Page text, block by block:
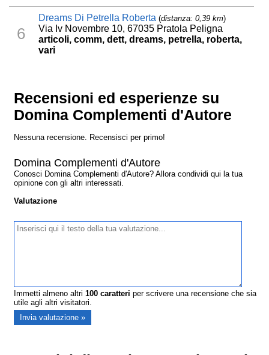
6
Dreams Di Petrella Roberta (distanza: 0,39 km)
Via Iv Novembre 10, 67035 Pratola Peligna
articoli, comm, dett, dreams, petrella, roberta,
vari
Recensioni ed esperienze su
Domina Complementi d'Autore
Nessuna recensione. Recensisci per primo!
Domina Complementi d'Autore
Conosci Domina Complementi d'Autore? Allora condividi qui la tua
opinione con gli altri interessati.
Valutazione
Immetti almeno altri100 caratteri per scrivere una recensione che sia
utile agli altri visitatori.